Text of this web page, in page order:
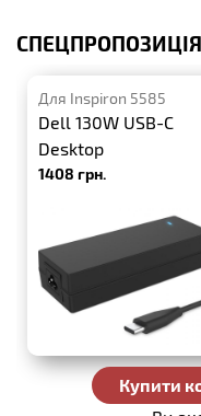
Для Inspiron 5585
Dell 130W USB-C
Desktop
1408 грн.
Купити